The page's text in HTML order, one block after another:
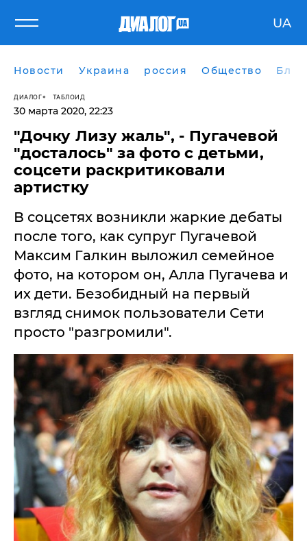
UA
Новости Украина россия Общество
ДИАЛОГ ТАБЛОИД
30 марта 2020, 22:23
"Дочку Лизу жаль", - Пугачевой
"досталось" за фото с детьми,
соцсети раскритиковали
артистку
В соцсетях возникли жаркие дебаты
после того, как супруг Пугачевой
Максим Галкин выложил семейное
фото, на котором он, Алла Пугачева и
их дети. Безобидный на первый
взгляд снимок пользователи Сети
просто "разгромили".